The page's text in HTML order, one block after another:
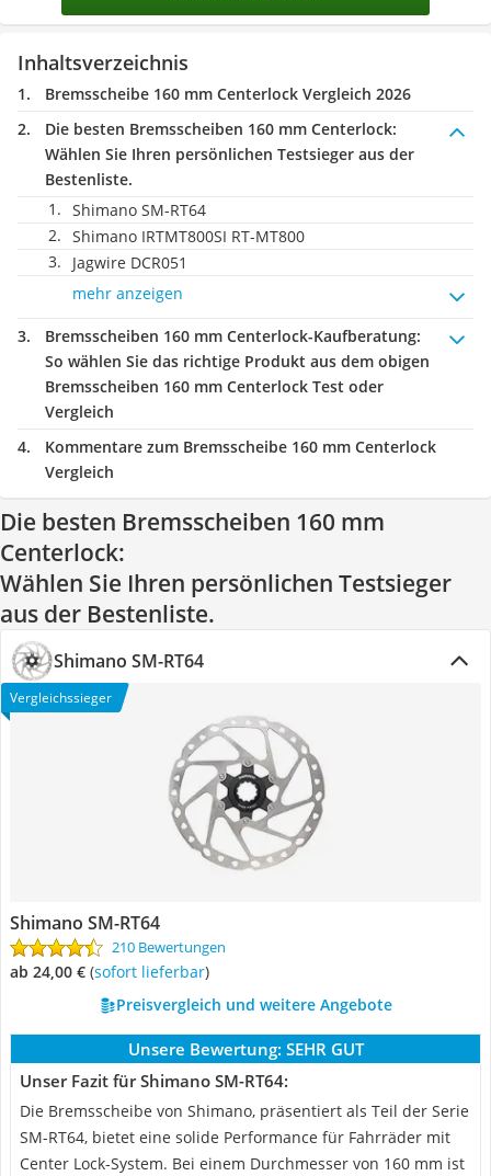
Inhaltsverzeichnis
Bremsscheibe 160 mm Centerlock Vergleich 2026
Die besten Bremsscheiben 160 mm Centerlock:
Wählen Sie Ihren persönlichen Testsieger aus der
Bestenliste.
Shimano SM-RT64
Shimano IRTMT800SI RT-MT800
Jagwire DCR051
mehr anzeigen
Bremsscheiben 160 mm Centerlock-Kaufberatung:
So wählen Sie das richtige Produkt aus dem obigen
Bremsscheiben 160 mm Centerlock Test oder
Vergleich
Kommentare zum Bremsscheibe 160 mm Centerlock
Vergleich
Die besten Bremsscheiben 160 mm
Centerlock:
Wählen Sie Ihren persönlichen Testsieger
aus der Bestenliste.
Shimano SM-RT64
Vergleichssieger
Shimano SM-RT64
210 Bewertungen
ab 24,00 € ( Sofort lieferbar)
Preisvergleich und weitere Angebote
Unsere Bewertung: SEHR GUT
Unser Fazit für Shimano SM-RT64:
Die Bremsscheibe von Shimano, präsentiert als Teil der Serie
SM-RT64, bietet eine solide Performance für Fahrräder mit
Center Lock-System. Bei einem Durchmesser von 160 mm ist